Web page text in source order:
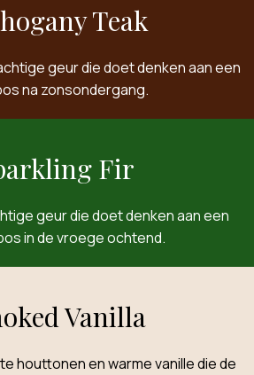
Teak
geur die doet denken aan een
na zonsondergang.
Fir
geur die doet denken aan een
in de vroege ochtend.
Vanilla
houttonen en warme vanille die de